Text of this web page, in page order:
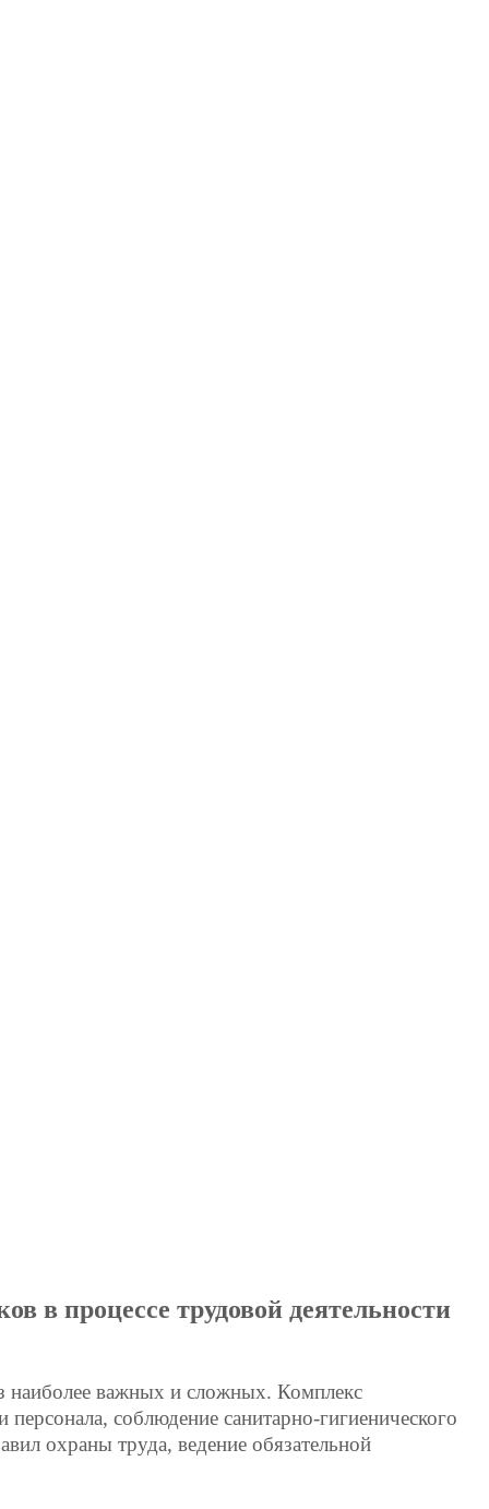
в процессе трудовой деятельности
наиболее важных и сложных. Комплекс
соблюдение санитарно-гигиенического
охраны труда, ведение обязательной